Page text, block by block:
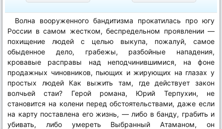
Волна вооруженного бандитизма прокатилась про югу
России в самом жестком, беспредельном проявлении —
похищение людей с целью выкупа, пожалуй, самое
обыденное дело, грабежы, разбойные нападения,
кровавые расправы над неподчинившимися, на фоне
продажных чиновников, пьющих и жирующих на глазах у
простых людей Как выжить там, где действует закон
волчьей стаи? Герой романа, Юрий Терпухин, не
становится на колени перед обстоятельствами, даже если
на карту поставлена его жизнь, — либо в банду, грабить и
убивать, либо умереть Выбранный Атаманом, он